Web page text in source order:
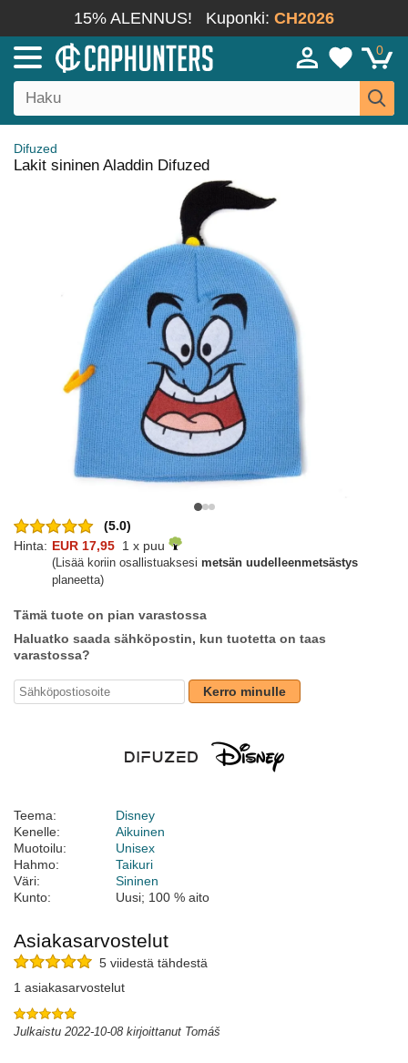
15% ALENNUS! Kuponki: CH2026
0
Difuzed
Lakit sininen Aladdin Difuzed
(5.0)
Hinta: EUR 17,95 1 x puu
(Lisää koriin osallistuaksesi metsän uudelleenmetsästys
planeetta)
Tämä tuote on pian varastossa
Haluatko saada sähköpostin, kun tuotetta on taas
varastossa?
Kerro minulle
Teema:
Disney
Kenelle:
Aikuinen
Muotoilu:
Unisex
Hahmo:
Taikuri
Väri:
Sininen
Kunto:
Uusi; 100 % aito
Asiakasarvostelut
5 viidestä tähdestä
1 asiakasarvostelut
Julkaistu 2022-10-08 kirjoittanut Tomáš